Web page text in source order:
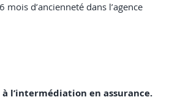
d’ancienneté dans l’agence
l’intermédiation en assurance.